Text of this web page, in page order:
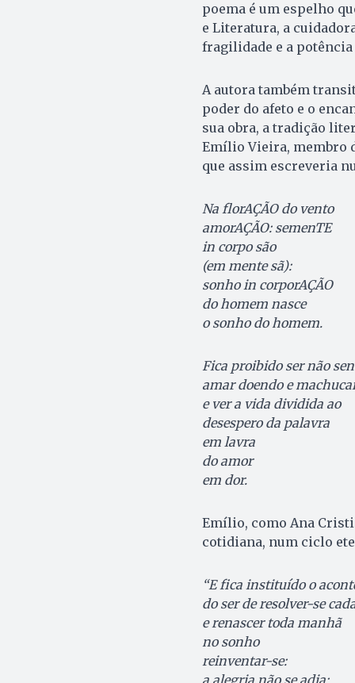
poema é um espelho
e Literatura, a
fragilidade e a
A autora também
poder do afeto e o
sua obra, a tradição
Emílio Vieira, membro
que assim escreveria
Na florAÇÃO do vento
amorAÇÃO: semenTE
in corpo são
(em mente sã):
sonho in corporAÇÃO
do homem nasce
o sonho do homem.
Fica proibido ser não
amar doendo e
e ver a vida dividida ao
desespero da palavra
em lavra
do amor
em dor.
Emílio, como Ana
cotidiana, num ciclo
“E fica instituído o
do ser de resolver-se
e renascer toda manhã
no sonho
reinventar-se: